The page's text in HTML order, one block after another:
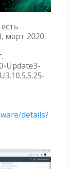
март 2020.
Update3-
details?